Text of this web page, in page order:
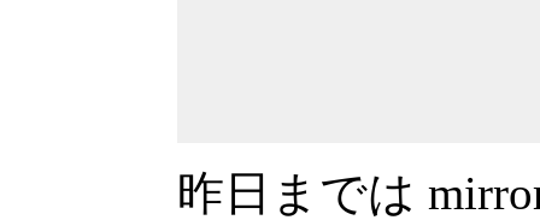
昨日までは